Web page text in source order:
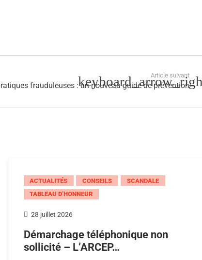
Article suivant
frauduleuses : un nouveau guide de prévention
ACTUALITÉS CONSEILS
SCANDALE
TABLEAU D’HONNEUR
28 juillet 2026
Démarchage téléphonique non
sollicité – L’ARCEP…